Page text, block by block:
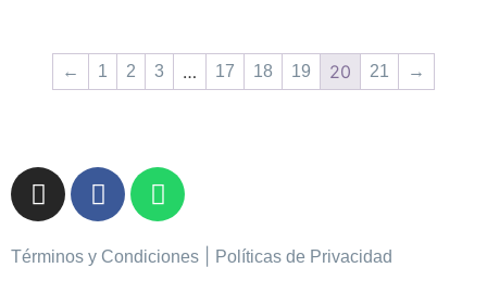
← 1 2 3 … 17 18 19 20 21 →
Términos y Condiciones Políticas de Privacidad